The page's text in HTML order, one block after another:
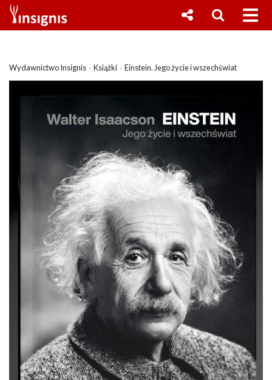
Wydawnictwo Insignis Książki Einstein. Jego życie i wszechświat